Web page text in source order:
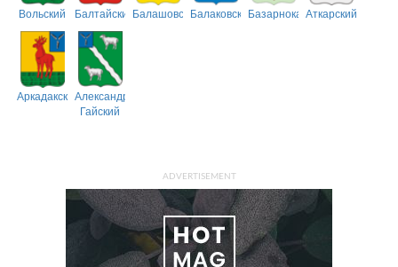
Вольский БалтайскийБалашовскийБалаковскийБазарнокарабулакский
Аткарский
АркадакскийАлександрово-
Гайский
ADVERTISEMENT